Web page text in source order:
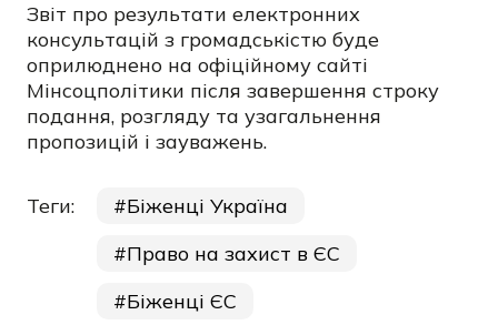
Звіт про результати електронних
консультацій з громадськістю буде
оприлюднено на офіційному сайті
Мінсоцполітики після завершення строку
подання, розгляду та узагальнення
пропозицій і зауважень.
Теги:
Біженці Україна
Право на захист в ЄС
Біженці ЄС